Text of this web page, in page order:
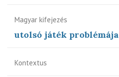
Magyar kifejezés
utolsó játék problémája
Kontextus